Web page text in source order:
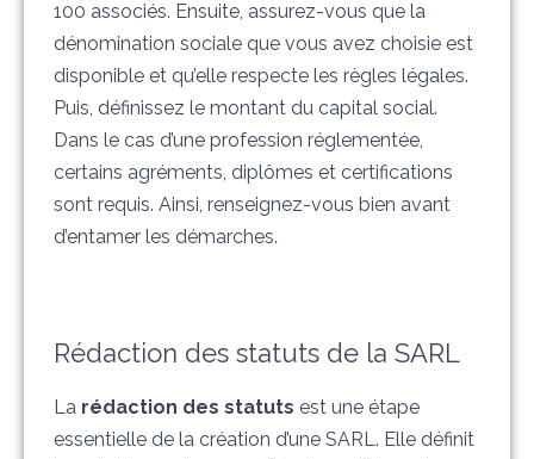
100 associés. Ensuite, assurez-vous que la
dénomination sociale que vous avez choisie est
disponible et qu’elle respecte les règles légales.
Puis, définissez le montant du capital social.
Dans le cas d’une profession réglementée,
certains agréments, diplômes et certifications
sont requis. Ainsi, renseignez-vous bien avant
d’entamer les démarches.
Rédaction des statuts de la SARL
La rédaction des statuts est une étape
essentielle de la création d’une SARL. Elle définit